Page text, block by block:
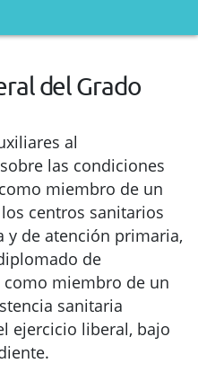
del Grado
al
las condiciones
miembro de un
centros sanitarios
y de atención primaria,
de
como miembro de un
sanitaria
ejercicio liberal, bajo